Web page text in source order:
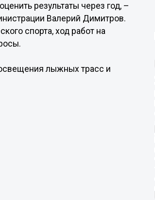
результаты через год, –
Валерий Димитров.
спорта, ход работ на
лыжных трасс и